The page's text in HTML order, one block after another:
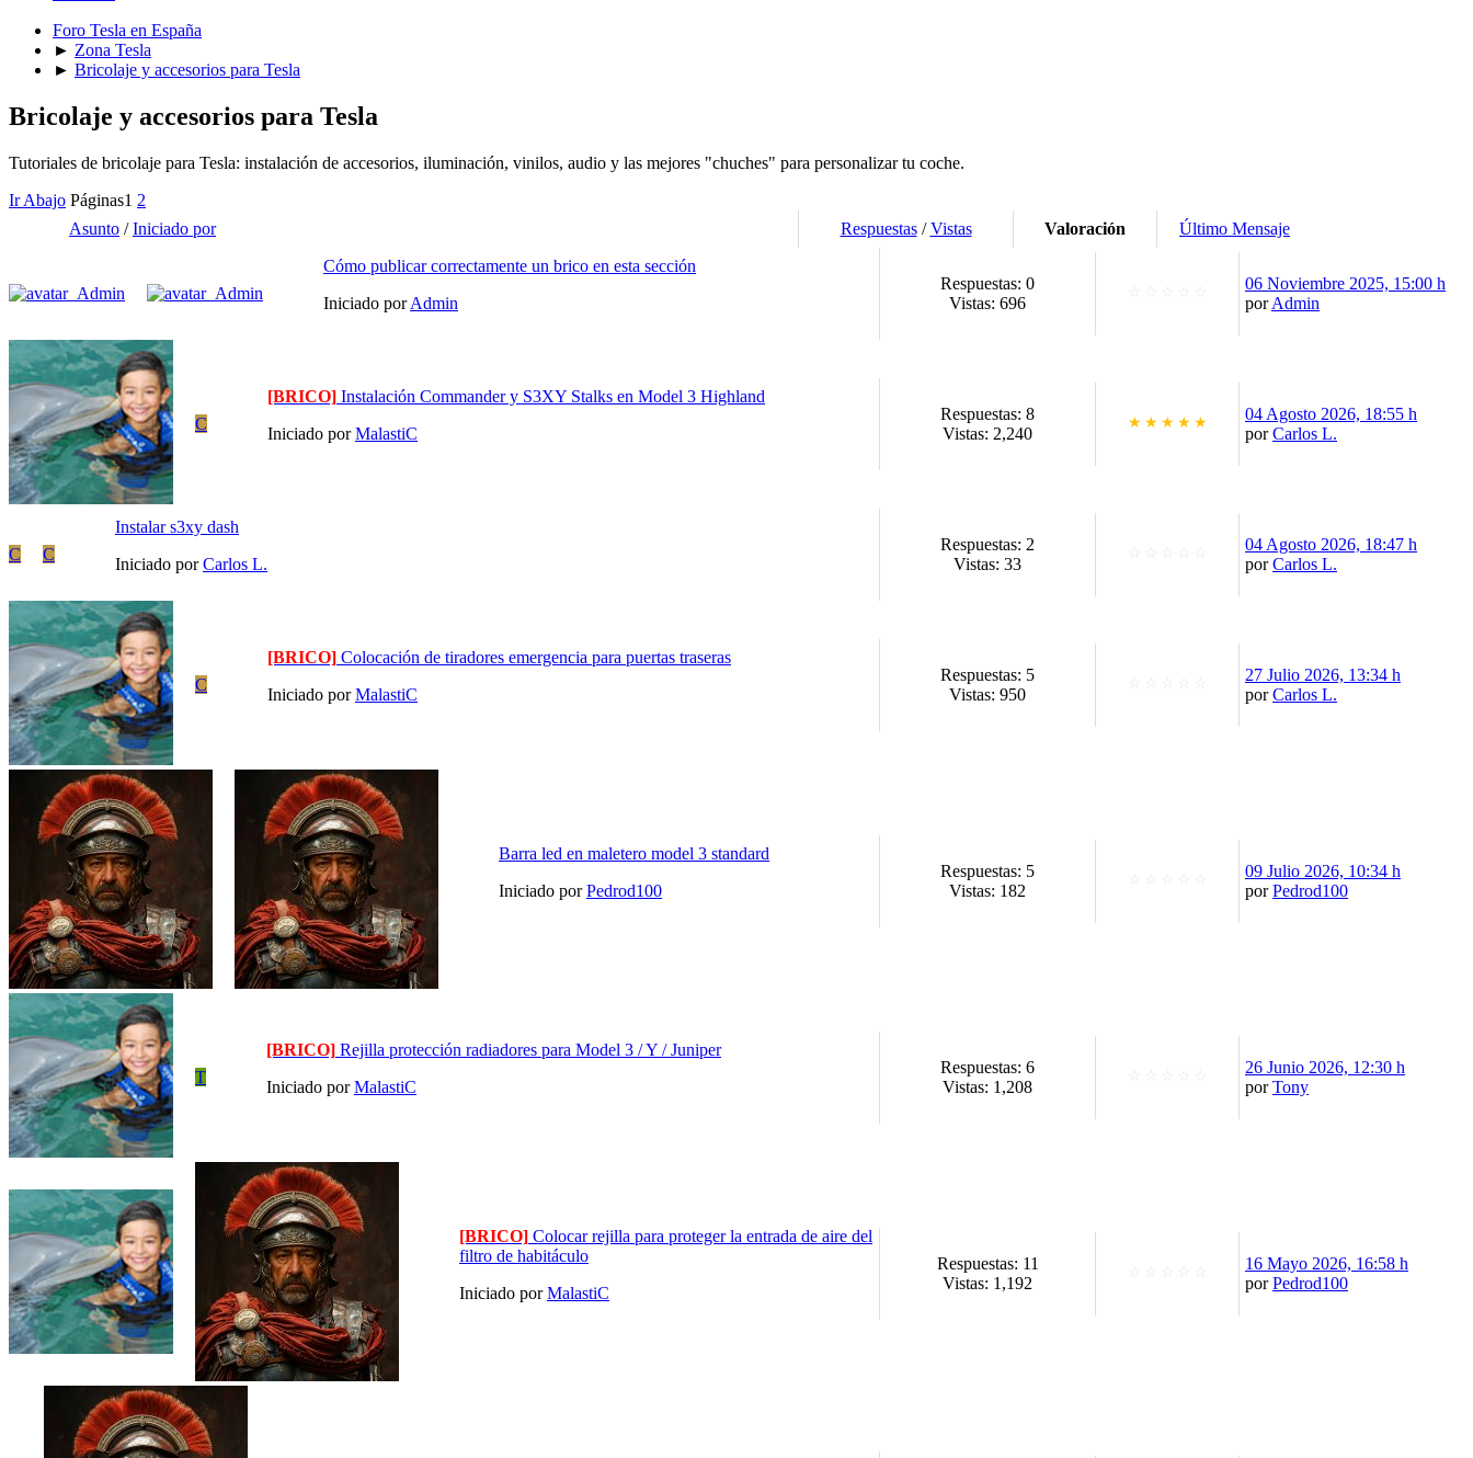
Foro Tesla en España
► Zona Tesla
► Bricolaje y accesorios para Tesla
Bricolaje y accesorios para Tesla
Tutoriales de bricolaje para Tesla: instalación de accesorios, iluminación, vinilos, audio y las mejores "chuches" para personalizar tu coche.
Ir Abajo Páginas1 2
Asunto /Iniciado por Respuestas/Vistas Valoración
Último Mensaje
Cómo publicar correctamente un brico en esta sección
Iniciado porAdmin
Respuestas: 0
Vistas: 696
06 Noviembre 2025, 15:00 h
porAdmin
C
[BRICO] Instalación Commander y S3XY Stalks en Model 3 Highland
Iniciado porMalastiC
Respuestas: 8
Vistas: 2,240
★ ★ ★ ★ ★
04 Agosto 2026, 18:55 h
porCarlos L.
C C
Instalar s3xy dash
Iniciado porCarlos L.
Respuestas: 2
Vistas: 33
04 Agosto 2026, 18:47 h
porCarlos L.
C
[BRICO] Colocación de tiradores emergencia para puertas traseras
Iniciado porMalastiC
Respuestas: 5
Vistas: 950
27 Julio 2026, 13:34 h
porCarlos L.
Barra led en maletero model 3 standard
Iniciado porPedrod100
Respuestas: 5
Vistas: 182
09 Julio 2026, 10:34 h
porPedrod100
T
[BRICO] Rejilla protección radiadores para Model 3 / Y / Juniper
Iniciado porMalastiC
Respuestas: 6
Vistas: 1,208
26 Junio 2026, 12:30 h
porTony
[BRICO] Colocar rejilla para proteger la entrada de aire del
filtro de habitáculo
Iniciado porMalastiC
Respuestas: 11
Vistas: 1,192
16 Mayo 2026, 16:58 h
porPedrod100